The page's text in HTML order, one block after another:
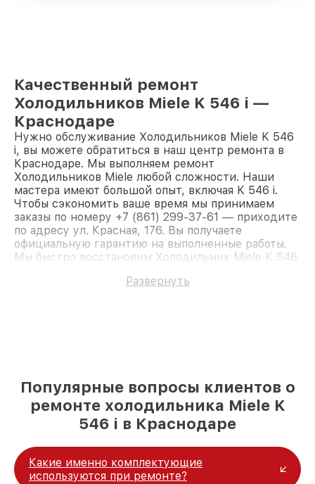
Качественный ремонт
Холодильников Miele K 546 i —
Краснодаре
Нужно обслуживание Холодильников Miele K 546
i, вы можете обратиться в наш центр ремонта в
Краснодаре. Мы выполняем ремонт
Холодильников Miele любой сложности. Наши
мастера имеют большой опыт, включая K 546 i.
Чтобы сэкономить ваше время мы принимаем
заказы по номеру +7 (861) 299-37-61 — приходите
по адресу ул. Красная, 176. Вы получаете
официальную гарантию на выполненные работы.
Мы быстро восстановим Холодильник Miele K 546
Развернуть
Популярные вопросы клиентов о
ремонте холодильника Miele K
546 i в Краснодаре
Какие именно комплектующие
используются при ремонте?